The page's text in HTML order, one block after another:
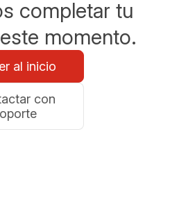
completar tu
momento.
al inicio
con